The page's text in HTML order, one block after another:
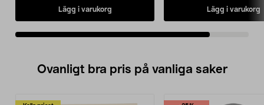
Lägg i varukorg Lägg i varukorg
Ovanligt bra pris på vanliga saker